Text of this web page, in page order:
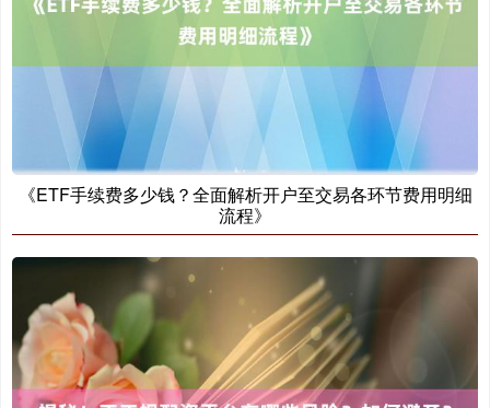
期指IC0 7877.80 +164.40 +2.13%
《ETF手续费多少钱？全面解析开户至交易各环节费用明细
流程》